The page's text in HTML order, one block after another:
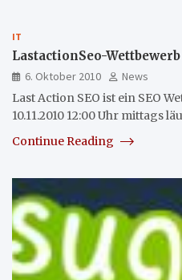
IT
LastactionSeo-
6. Oktober 2010
News
Last Action SEO ist ein SEO
10.11.2010 12:00 Uhr mittags
Continue Reading